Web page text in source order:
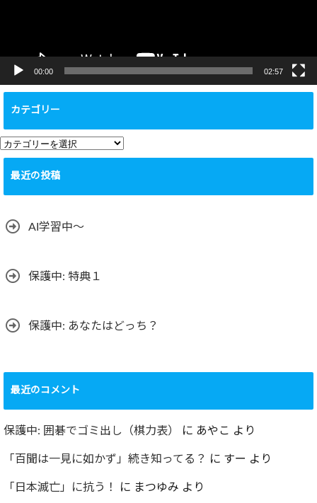
00:00 02:57
カテゴリー
カ
テ
リ
最近の投稿
AI学習中〜
保護中: 特典１
保護中: あなたはどっち？
最近のコメント
保護中: 囲碁でゴミ出し（棋力表） に あやこ より
「百聞は一見に如かず」続き知ってる？ に すー より
「日本滅亡」に抗う！ に まつゆみ より